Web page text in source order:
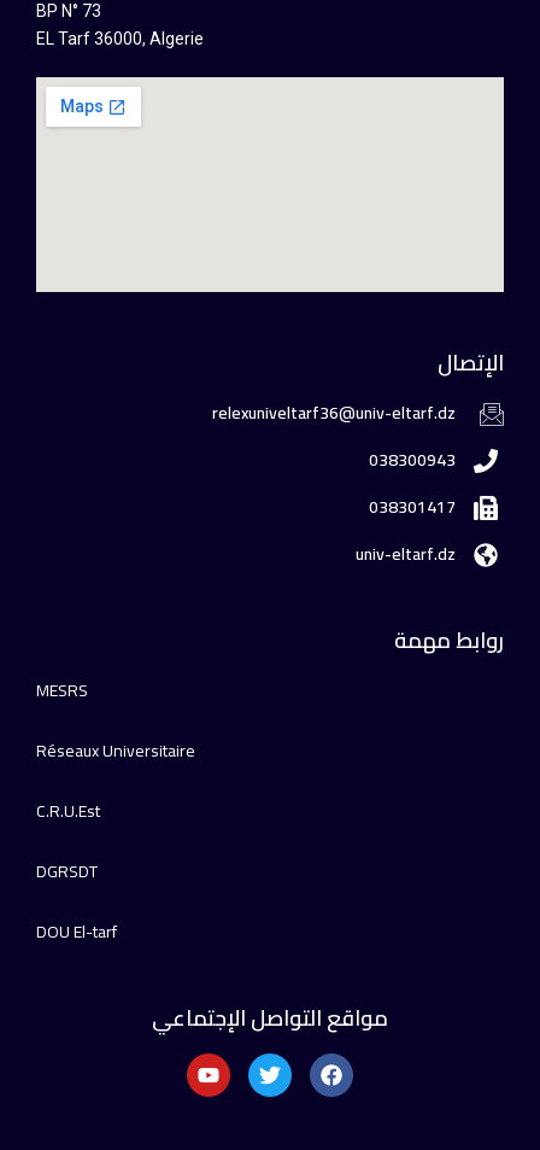
BP N° 73
EL Tarf 36000, Algerie
الإتصال
relexuniveltarf36@univ-eltarf.dz
038300943
038301417
univ-eltarf.dz
روابط مهمة
MESRS
Réseaux Universitaire
C.R.U.Est
DGRSDT
DOU El-tarf
مواقع التواصل الإجتماعي